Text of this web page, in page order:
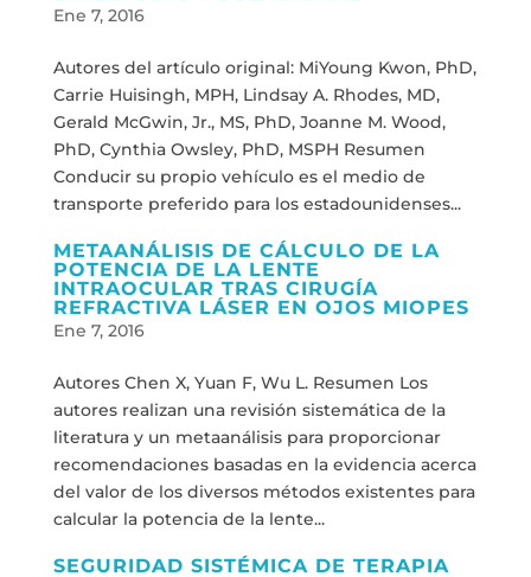
Ene 7, 2016
Autores del artículo original: MiYoung Kwon, PhD,
Carrie Huisingh, MPH, Lindsay A. Rhodes, MD,
Gerald McGwin, Jr., MS, PhD, Joanne M. Wood,
PhD, Cynthia Owsley, PhD, MSPH Resumen
Conducir su propio vehículo es el medio de
transporte preferido para los estadounidenses...
METAANÁLISIS DE CÁLCULO DE LA
POTENCIA DE LA LENTE
INTRAOCULAR TRAS CIRUGÍA
REFRACTIVA LÁSER EN OJOS MIOPES
Ene 7, 2016
Autores Chen X, Yuan F, Wu L. Resumen Los
autores realizan una revisión sistemática de la
literatura y un metaanálisis para proporcionar
recomendaciones basadas en la evidencia acerca
del valor de los diversos métodos existentes para
calcular la potencia de la lente...
SEGURIDAD SISTÉMICA DE TERAPIA